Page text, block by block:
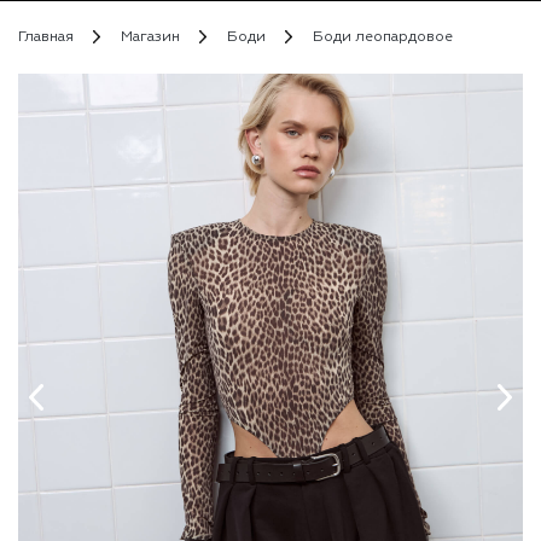
Главная Магазин Боди Боди леопардовое